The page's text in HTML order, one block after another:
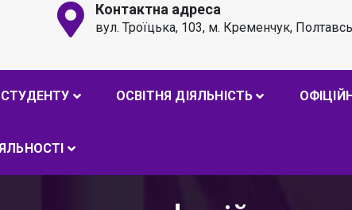
ЛІЦЕЙ
Контактна адреса
вул. Троїцька, 103, м. Кременчук,
СТУДЕНТУ ОСВІТНЯ ДІЯЛЬНІСТЬ